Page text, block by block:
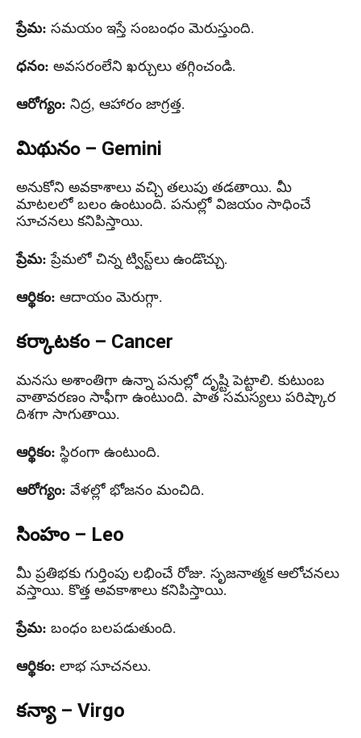
ప్రేమ: సమయం ఇస్తే సంబంధం మెరుస్తుంది.
ధనం: అవసరంలేని ఖర్చులు తగ్గించండి.
ఆరోగ్యం: నిద్ర, ఆహారం జాగ్రత్త.
మిథునం – Gemini
అనుకోని అవకాశాలు వచ్చి తలుపు తడతాయి. మీ
మాటలలో బలం ఉంటుంది. పనుల్లో విజయం సాధించే
సూచనలు కనిపిస్తాయి.
ప్రేమ: ప్రేమలో చిన్న ట్విస్ట్‌లు ఉండొచ్చు.
ఆర్థికం: ఆదాయం మెరుగ్గా.
కర్కాటకం – Cancer
మనసు అశాంతిగా ఉన్నా పనుల్లో దృష్టి పెట్టాలి. కుటుంబ
వాతావరణం సాఫీగా ఉంటుంది. పాత సమస్యలు పరిష్కార
దిశగా సాగుతాయి.
ఆర్థికం: స్థిరంగా ఉంటుంది.
ఆరోగ్యం: వేళల్లో భోజనం మంచిది.
సింహం – Leo
మీ ప్రతిభకు గుర్తింపు లభించే రోజు. సృజనాత్మక ఆలోచనలు
వస్తాయి. కొత్త అవకాశాలు కనిపిస్తాయి.
ప్రేమ: బంధం బలపడుతుంది.
ఆర్థికం: లాభ సూచనలు.
కన్యా – Virgo